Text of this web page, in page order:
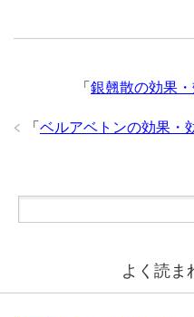
「 銀翹散の効果
「 ベルアベトンの効果・
よく読ま